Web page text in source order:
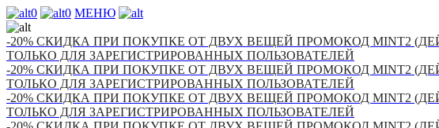
0 0 МЕНЮ
-20% СКИДКА ПРИ ПОКУПКЕ ОТ ДВУХ ВЕЩЕЙ ПРОМОКОД MINT2
ТОЛЬКО ДЛЯ ЗАРЕГИСТРИРОВАННЫХ ПОЛЬЗОВАТЕЛЕЙ
-20% СКИДКА ПРИ ПОКУПКЕ ОТ ДВУХ ВЕЩЕЙ ПРОМОКОД MINT2
ТОЛЬКО ДЛЯ ЗАРЕГИСТРИРОВАННЫХ ПОЛЬЗОВАТЕЛЕЙ
-20% СКИДКА ПРИ ПОКУПКЕ ОТ ДВУХ ВЕЩЕЙ ПРОМОКОД MINT2
ТОЛЬКО ДЛЯ ЗАРЕГИСТРИРОВАННЫХ ПОЛЬЗОВАТЕЛЕЙ